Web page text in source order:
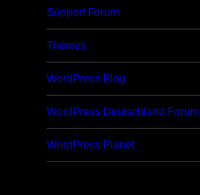
Support Forum
Themes
WordPress Blog
WordPress Deutschland Forum
WordPress Planet